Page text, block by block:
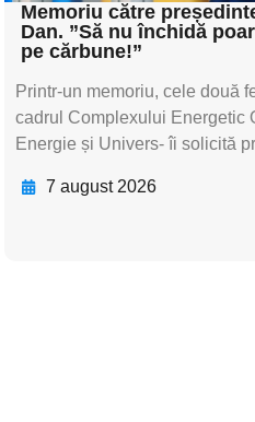
Memoriu către
Dan. ”Să nu închidă
pe cărbune!”
Printr-un memoriu, cele două
cadrul Complexului Energetic
Energie și Univers- îi solicită
7 august 2026